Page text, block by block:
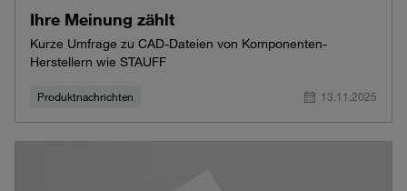
Ihre Meinung zählt
Kurze Umfrage zu CAD-Dateien von Komponenten-
Herstellern wie STAUFF
Produktnachrichten 13.11.2025